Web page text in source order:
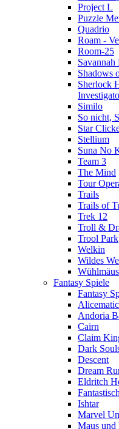
Project L
Puzzle
Quadrio
Roam -
Room-25
Savannah
Shadows
Sherlock
Similo
So nicht,
Star
Stellium
Suna No
Team 3
The Mind
Tour
Trails
Trails of
Trek 12
Troll &
Trool Park
Welkin
Wildes
Fantasy Spiele
Fantasy
Andoria
Cairn
Claim
Dark
Descent
Dream
Eldritch
Ishtar
Marvel
Maus